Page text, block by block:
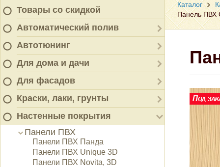
Товары со скидкой
Автоматический полив
Автотюнинг
Для дома и дачи
Для фасадов
Краски, лаки, грунты
Настенные покрытия
Панели ПВХ
Панели ПВХ Панда
Панели ПВХ Unique 3D
Панели ПВХ Novita, 3D
Каталог
Панель ПВХ